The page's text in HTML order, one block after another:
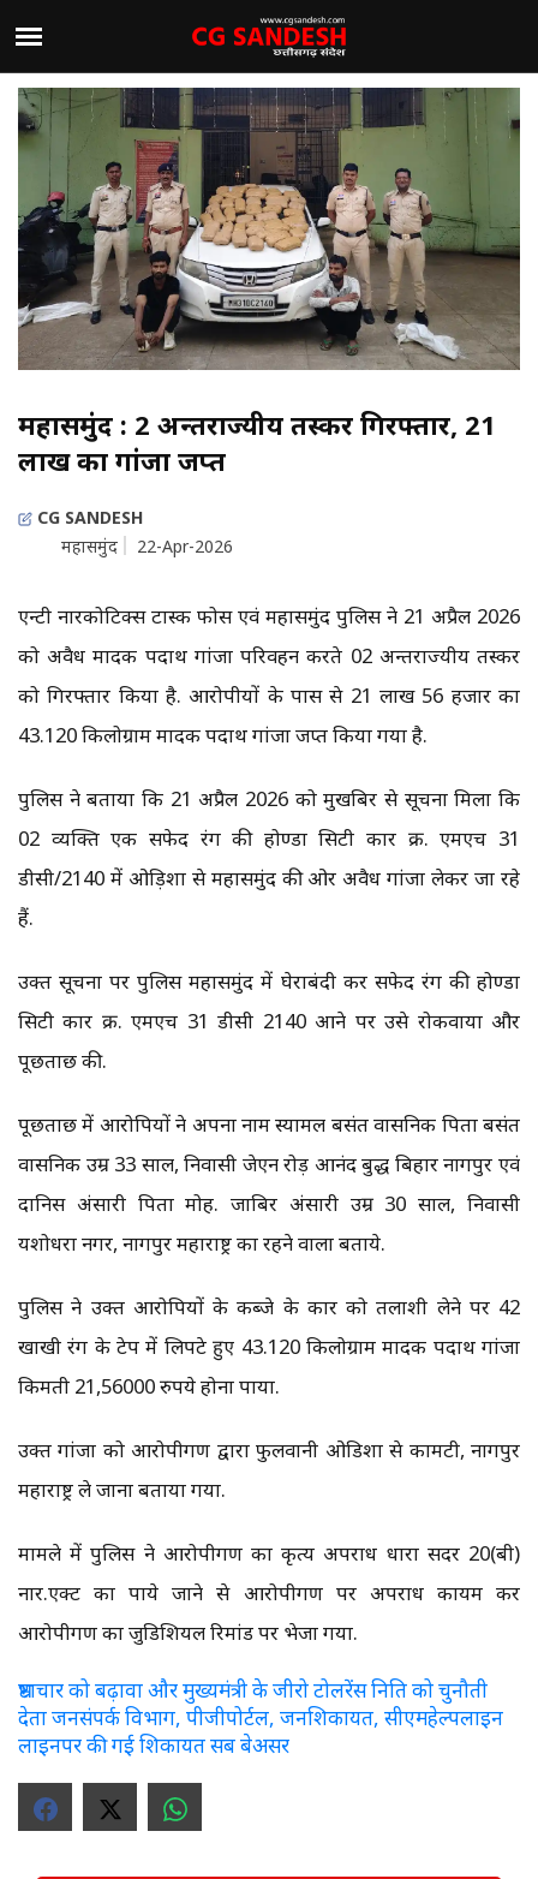
महासमुंद : 2 अन्तर्राज्यीय तस्कर गिरफ्तार, 21
लाख का गांजा जप्त
CG SANDESH
महासमुंद
22-Apr-2026
एन्टी नारकोटिक्स टास्क फोर्स एवं महासमुंद पुलिस ने 21 अप्रैल 2026
को अवैध मादक पदार्थ गांजा परिवहन करते 02 अन्तर्राज्यीय तस्कर
को गिरफ्तार किया है. आरोपीयों के पास से 21 लाख 56 हजार का
43.120 किलोग्राम मादक पदार्थ गांजा जप्त किया गया है.
पुलिस ने बताया कि 21 अप्रैल 2026 को मुखबिर से सूचना मिला कि
02 व्यक्ति एक सफेद रंग की होण्डा सिटी कार क्र. एमएच 31
डीसी/2140 में ओड़िशा से महासमुंद की ओर अवैध गांजा लेकर जा रहे
हैं.
उक्त सूचना पर पुलिस महासमुंद में घेराबंदी कर सफेद रंग की होण्डा
सिटी कार क्र. एमएच 31 डीसी 2140 आने पर उसे रोकवाया और
पूछताछ की.
पूछताछ में आरोपियों ने अपना नाम स्यामल बसंत वासनिक पिता बसंत
वासनिक उम्र 33 साल, निवासी जेएन रोड़ आनंद बुद्ध बिहार नागपुर एवं
दानिस अंसारी पिता मोह. जाबिर अंसारी उम्र 30 साल, निवासी
यशोधरा नगर, नागपुर महाराष्ट्र का रहने वाला बताये.
पुलिस ने उक्त आरोपियों के कब्जे के कार को तलाशी लेने पर 42
खाखी रंग के टेप में लिपटे हुए 43.120 किलोग्राम मादक पदार्थ गांजा
किमती 21,56000 रुपये होना पाया.
उक्त गांजा को आरोपीगण द्वारा फुलवानी ओडिशा से कामटी, नागपुर
महाराष्ट्र ले जाना बताया गया.
मामले में पुलिस ने आरोपीगण का कृत्य अपराध धारा सदर 20(बी)
नार.एक्ट का पाये जाने से आरोपीगण पर अपराध कायम कर
आरोपीगण का जुडिशियल रिमांड पर भेजा गया.
भ्रष्टाचार को बढ़ावा और मुख्यमंत्री के जीरो टोलरेंस निति को चुनौती
देता जनसंपर्क विभाग, पीजीपोर्टल, जनशिकायत, सीएमहेल्पलाइन
लाइनपर की गई शिकायत सब बेअसर